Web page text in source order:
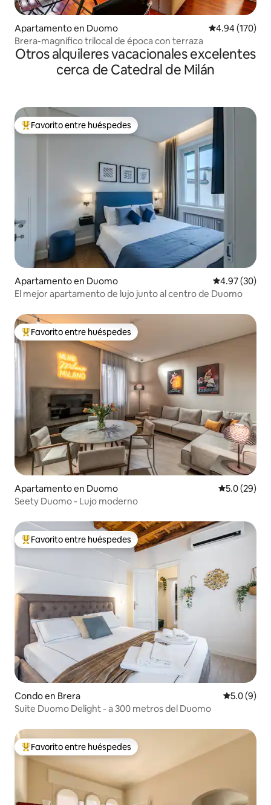
Apartamento en Duomo Calificación
4.94 (170)
Brera-magnífico trilocal de época con terraza
Otros alquileres vacacionales excelentes
cerca de Catedral de Milán
Favorito entre huéspedes preferido
Favorito entre huéspedes
Apartamento en Duomo Calificación
4.97 (30)
El mejor apartamento de lujo junto al centro de Duomo
Favorito entre huéspedes preferido
Favorito entre huéspedes
Apartamento en Duomo Calificación
5.0 (29)
Seety Duomo - Lujo moderno
Favorito entre huéspedes preferido
Favorito entre huéspedes
Condo en Brera
5.0 (9)
Suite Duomo Delight - a 300 metros del Duomo
Favorito entre huéspedes preferido
Favorito entre huéspedes